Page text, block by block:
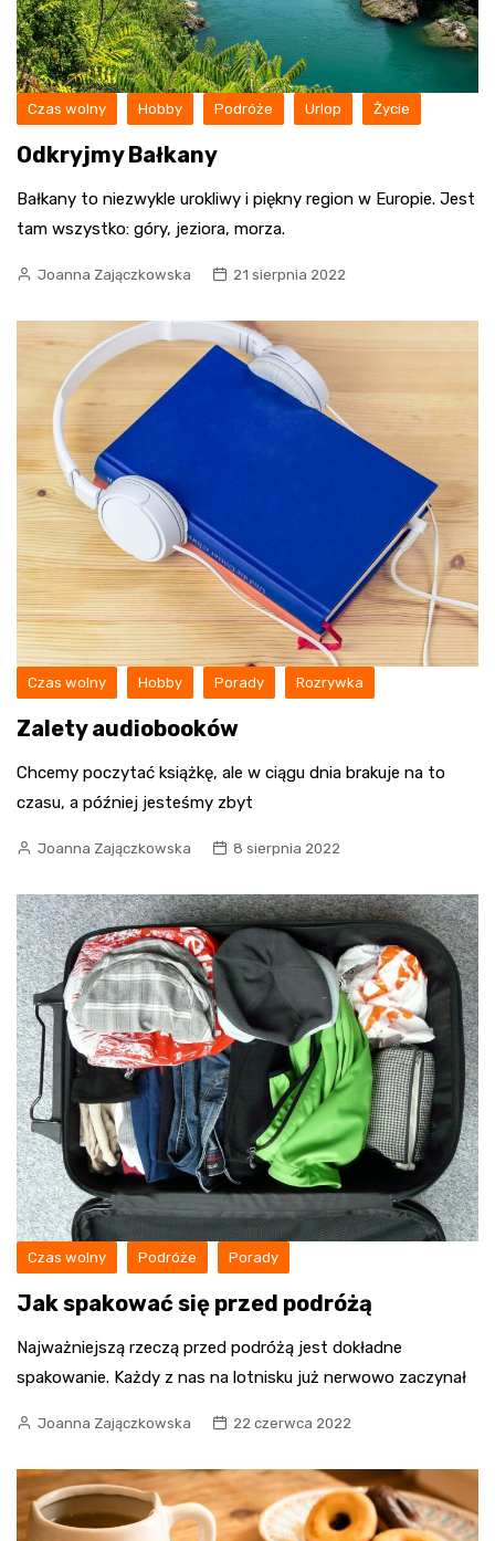
Czas wolny Hobby Podróże Urlop Życie
Odkryjmy Bałkany
Bałkany to niezwykle urokliwy i piękny region w Europie. Jest
tam wszystko: góry, jeziora, morza.
Joanna Zajączkowska 21 sierpnia 2022
Czas wolny Hobby Porady Rozrywka
Zalety audiobooków
Chcemy poczytać książkę, ale w ciągu dnia brakuje na to
czasu, a później jesteśmy zbyt
Joanna Zajączkowska 8 sierpnia 2022
Czas wolny Podróże Porady
Jak spakować się przed podróżą
Najważniejszą rzeczą przed podróżą jest dokładne
spakowanie. Każdy z nas na lotnisku już nerwowo zaczynał
Joanna Zajączkowska 22 czerwca 2022